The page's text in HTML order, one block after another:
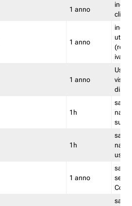
1 anno
1 anno
iva/
1 anno
1h
salva
su
1h
salva
1 anno
salva
Convy
salva